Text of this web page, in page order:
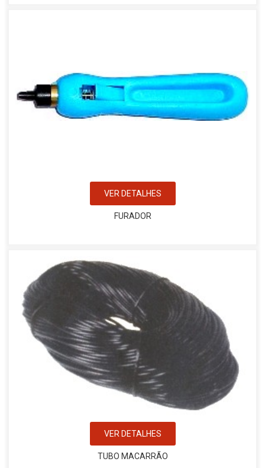
VER DETALHES
FURADOR
VER DETALHES
TUBO MACARRÃO